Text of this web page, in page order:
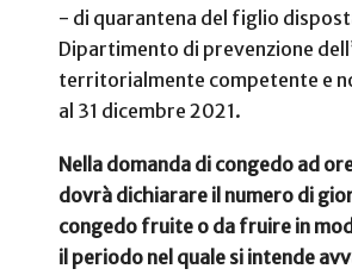
- di quarantena del figlio
Dipartimento di prevenzione
territorialmente competente e
al 31 dicembre 2021.
Nella domanda di congedo ad
dovrà dichiarare il numero di
congedo fruite o da fruire in
il periodo nel quale si intende